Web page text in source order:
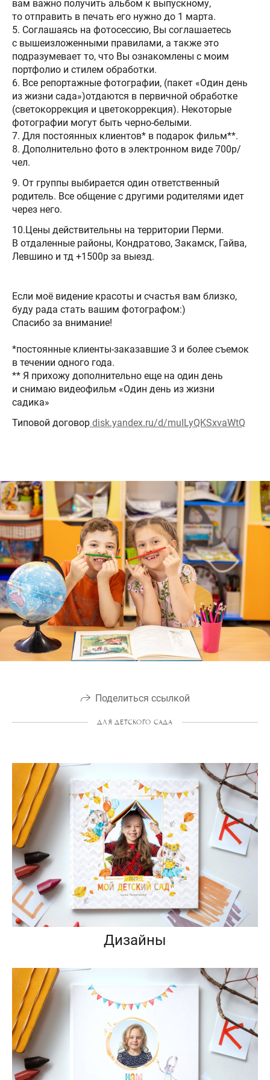
вам важно получить альбом к выпускному,
то отправить в печать его нужно до 1 марта.
5. Соглашаясь на фотосессию, Вы соглашаетесь
с вышеизложенными правилами, а также это
подразумевает то, что Вы ознакомлены с моим
портфолио и стилем обработки.
6. Все репортажные фотографии, (пакет «Один день
из жизни сада»)отдаются в первичной обработке
(светокоррекция и цветокоррекция). Некоторые
фотографии могут быть черно-белыми.
7. Для постоянных клиентов* в подарок фильм**.
8. Дополнительно фото в электронном виде 700р/
чел.
9. От группы выбирается один ответственный
родитель. Все общение с другими родителями идет
через него.
10.Цены действительны на территории Перми.
В отдаленные районы, Кондратово, Закамск, Гайва,
Левшино и тд +1500р за выезд.
Если моё видение красоты и счастья вам близко,
буду рада стать вашим фотографом:)
Спасибо за внимание!
*постоянные клиенты-заказавшие 3 и более съемок
в течении одного года.
** Я прихожу дополнительно еще на один день
и снимаю видеофильм «Один день из жизни
садика»
Типовой договор disk.yandex.ru/d/muILyQKSxvaWtQ
Поделиться ссылкой
ДЛЯ ДЕТСКОГО САДА
Дизайны